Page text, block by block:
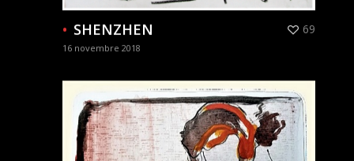
SHENZHEN
16 novembre 2018
69